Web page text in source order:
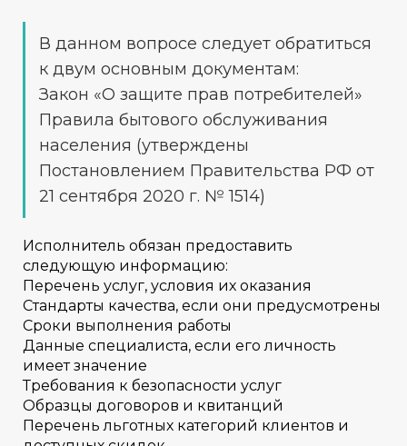
В данном вопросе следует обратиться
к двум основным документам:
Закон «О защите прав потребителей»
Правила бытового обслуживания
населения (утверждены
Постановлением Правительства РФ от
21 сентября 2020 г. № 1514)
Исполнитель обязан предоставить
следующую информацию:
Перечень услуг, условия их оказания
Стандарты качества, если они предусмотрены
Сроки выполнения работы
Данные специалиста, если его личность
имеет значение
Требования к безопасности услуг
Образцы договоров и квитанций
Перечень льготных категорий клиентов и